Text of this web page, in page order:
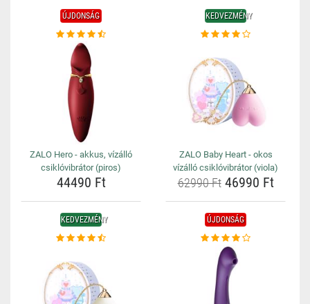
ÚJDONSÁG
ZALO Hero - akkus, vízálló
csiklóvibrátor (piros)
44490 Ft
KEDVEZMÉNY
ZALO Baby Heart - okos
vízálló csiklóvibrátor (viola)
62990 Ft46990 Ft
KEDVEZMÉNY ÚJDONSÁG